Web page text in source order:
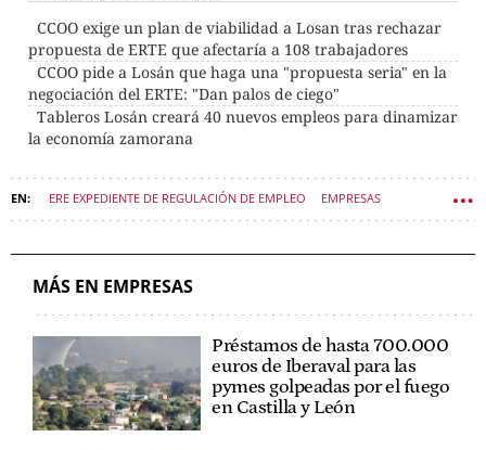
CCOO exige un plan de viabilidad a Losan tras rechazar
propuesta de ERTE que afectaría a 108 trabajadores
CCOO pide a Losán que haga una "propuesta seria" en la
negociación del ERTE: "Dan palos de ciego"
Tableros Losán creará 40 nuevos empleos para dinamizar
la economía zamorana
ERE EXPEDIENTE DE REGULACIÓN DE EMPLEO EMPRESAS
MÁS EN EMPRESAS
Préstamos de hasta 700.000
euros de Iberaval para las
pymes golpeadas por el fuego
en Castilla y León